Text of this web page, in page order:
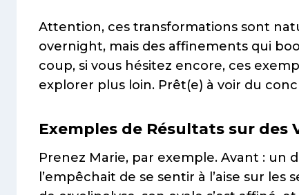
Attention, ces transformations sont
overnight, mais des affinements qui
coup, si vous hésitez encore, ces
explorer plus loin. Prêt(e) à voir du
Exemples de Résultats sur des
Prenez Marie, par exemple. Avant : un
l’empêchait de se sentir à l’aise sur les